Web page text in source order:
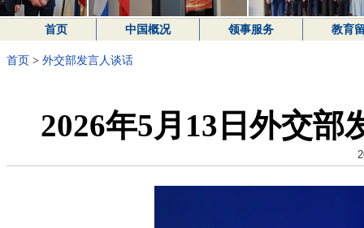
首页 中国概况 领事服务 教育
首页 > 外交部发言人谈话
2026年5月13日外交